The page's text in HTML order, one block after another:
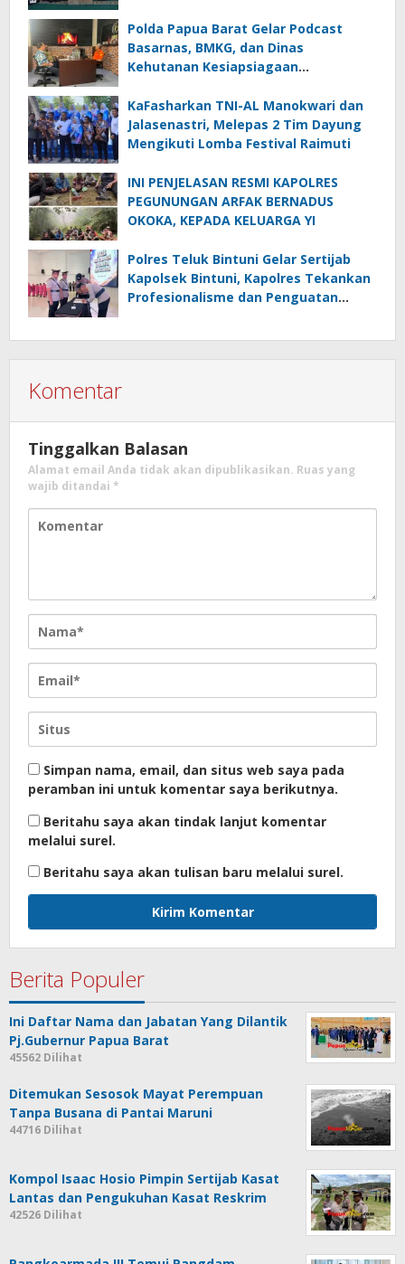
Polda Papua Barat Gelar Podcast
Basarnas, BMKG, dan Dinas
Kehutanan Kesiapsiagaan
KaFasharkan TNI-AL Manokwari dan
Jalasenastri, Melepas 2 Tim Dayung
Mengikuti Lomba Festival Raimuti
INI PENJELASAN RESMI KAPOLRES
PEGUNUNGAN ARFAK BERNADUS
OKOKA, KEPADA KELUARGA YI
Polres Teluk Bintuni Gelar Sertijab
Kapolsek Bintuni, Kapolres Tekankan
Profesionalisme dan Penguatan
Komentar
Tinggalkan Balasan
Alamat email Anda tidak akan dipublikasikan. Ruas yang
wajib ditandai *
Simpan nama, email, dan situs web saya pada
peramban ini untuk komentar saya berikutnya.
Beritahu saya akan tindak lanjut komentar
melalui surel.
Beritahu saya akan tulisan baru melalui surel.
Berita Populer
Ini Daftar Nama dan Jabatan Yang Dilantik
Pj.Gubernur Papua Barat
45562 Dilihat
Ditemukan Sesosok Mayat Perempuan
Tanpa Busana di Pantai Maruni
44716 Dilihat
Kompol Isaac Hosio Pimpin Sertijab Kasat
Lantas dan Pengukuhan Kasat Reskrim
42526 Dilihat